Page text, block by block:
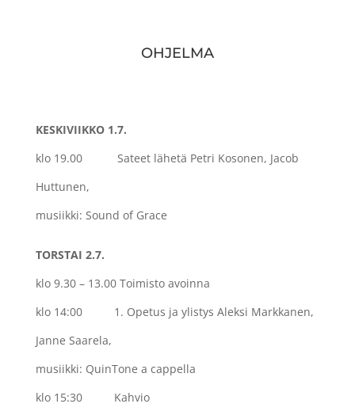
OHJELMA
KESKIVIIKKO 1.7.
klo 19.00 Sateet lähetä Petri Kosonen, Jacob
Huttunen,
musiikki: Sound of Grace
TORSTAI 2.7.
klo 9.30 – 13.00 Toimisto avoinna
klo 14:00
1. Opetus ja ylistys Aleksi Markkanen,
Janne Saarela,
musiikki: QuinTone a cappella
klo 15:30
Kahvio